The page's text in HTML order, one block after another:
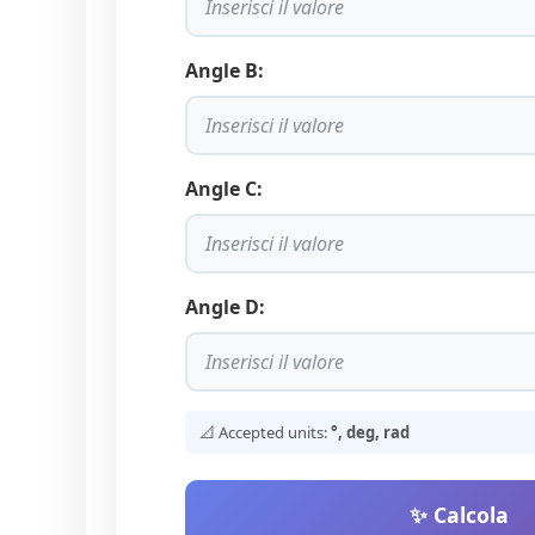
Angle B:
Angle C:
Angle D:
📐 Accepted units:°, deg, rad
✨ Calcola